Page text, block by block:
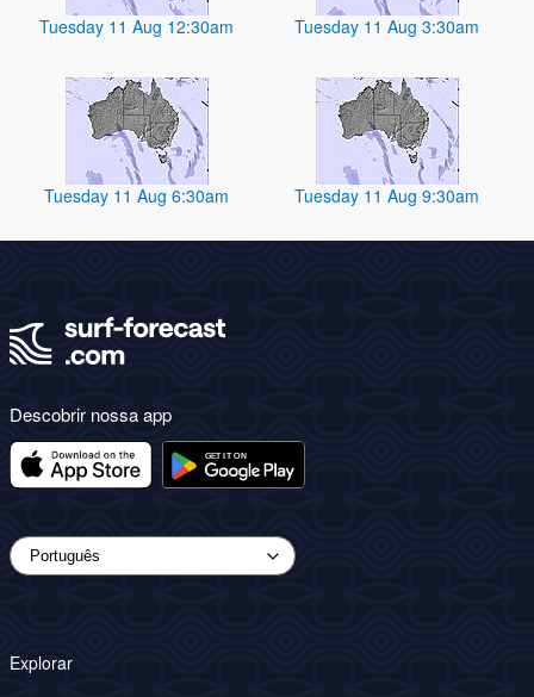
Tuesday 11 Aug 12:30am Tuesday 11 Aug 3:30am
Tuesday 11 Aug 6:30am Tuesday 11 Aug 9:30am
Descobrir nossa app
Explorar